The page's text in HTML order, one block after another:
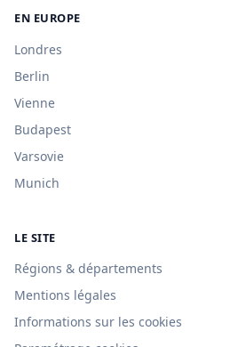
EN EUROPE
Londres
Berlin
Vienne
Budapest
Varsovie
Munich
LE SITE
Régions & départements
Mentions légales
Informations sur les cookies